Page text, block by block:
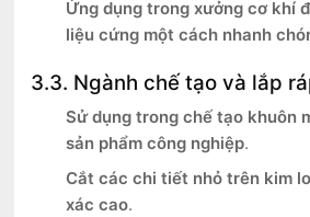
Ứng dụng trong xưởng cơ khí
liệu cứng một cách nhanh
3.3. Ngành chế tạo và lắp
Sử dụng trong chế tạo khuôn
sản phẩm công nghiệp.
Cắt các chi tiết nhỏ trên kim
xác cao.